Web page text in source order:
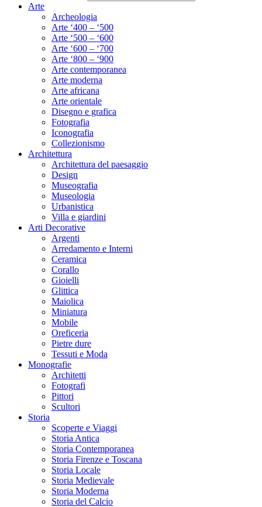
Arte
Archeologia
Arte ‘400 – ‘500
Arte ‘500 – ‘600
Arte ‘600 – ‘700
Arte ‘800 – ‘900
Arte contemporanea
Arte moderna
Arte africana
Arte orientale
Disegno e grafica
Fotografia
Iconografia
Collezionismo
Architettura
Architettura del paesaggio
Design
Museografia
Museologia
Urbanistica
Villa e giardini
Arti Decorative
Argenti
Arredamento e Interni
Ceramica
Corallo
Gioielli
Glittica
Maiolica
Miniatura
Mobile
Oreficeria
Pietre dure
Tessuti e Moda
Monografie
Architetti
Fotografi
Pittori
Scultori
Storia
Scoperte e Viaggi
Storia Antica
Storia Contemporanea
Storia Firenze e Toscana
Storia Locale
Storia Medievale
Storia Moderna
Storia del Calcio